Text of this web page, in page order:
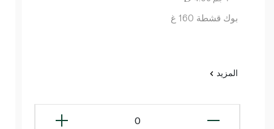
بوك قشطة 160 غ
المزيد
0